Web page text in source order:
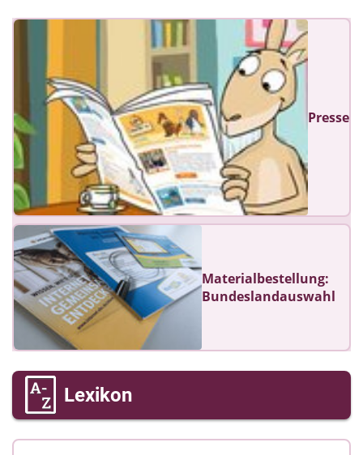
Presse
Materialbestellung:
Bundeslandauswahl
Lexikon